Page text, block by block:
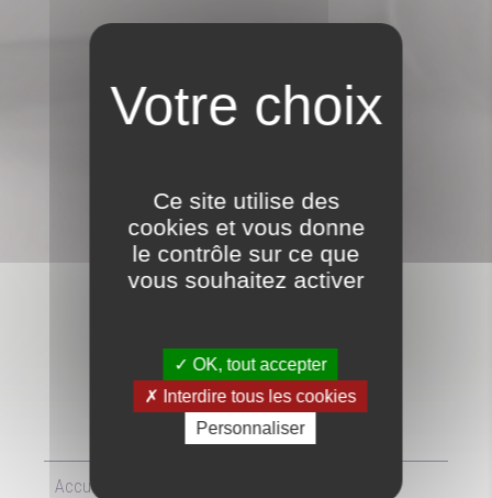
AGENDA
LE20/11/2025
Accueil
Ce site utilise des
cookies et vous donne
le contrôle sur ce que
vous souhaitez activer
OK, tout accepter
Interdire tous les cookies
Personnaliser